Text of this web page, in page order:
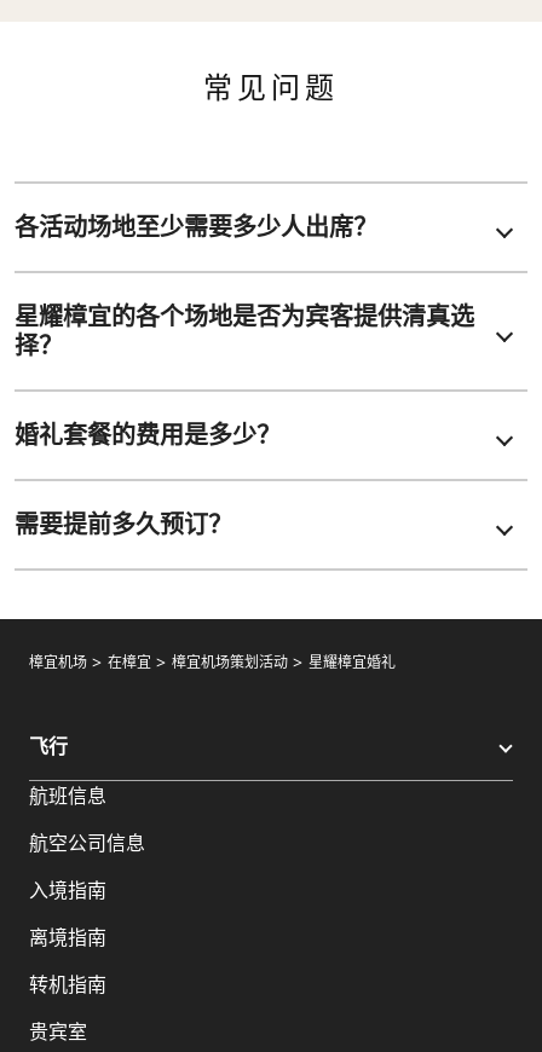
常见问题
各活动场地至少需要多少人出席？
星耀樟宜的各个场地是否为宾客提供清真选
择？
婚礼套餐的费用是多少？
需要提前多久预订？
樟宜机场 在樟宜 樟宜机场策划活动 星耀樟宜婚礼
飞行
航班信息
航空公司信息
入境指南
离境指南
转机指南
贵宾室